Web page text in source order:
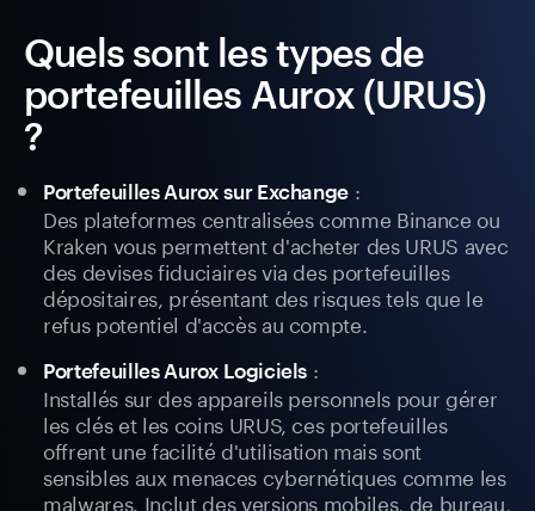
Quels sont les types de
portefeuilles Aurox (URUS)
?
Portefeuilles Aurox sur Exchange :
Des plateformes centralisées comme Binance ou
Kraken vous permettent d'acheter des URUS avec
des devises fiduciaires via des portefeuilles
dépositaires, présentant des risques tels que le
refus potentiel d'accès au compte.
Portefeuilles Aurox Logiciels :
Installés sur des appareils personnels pour gérer
les clés et les coins URUS, ces portefeuilles
offrent une facilité d'utilisation mais sont
sensibles aux menaces cybernétiques comme les
malwares. Inclut des versions mobiles, de bureau,